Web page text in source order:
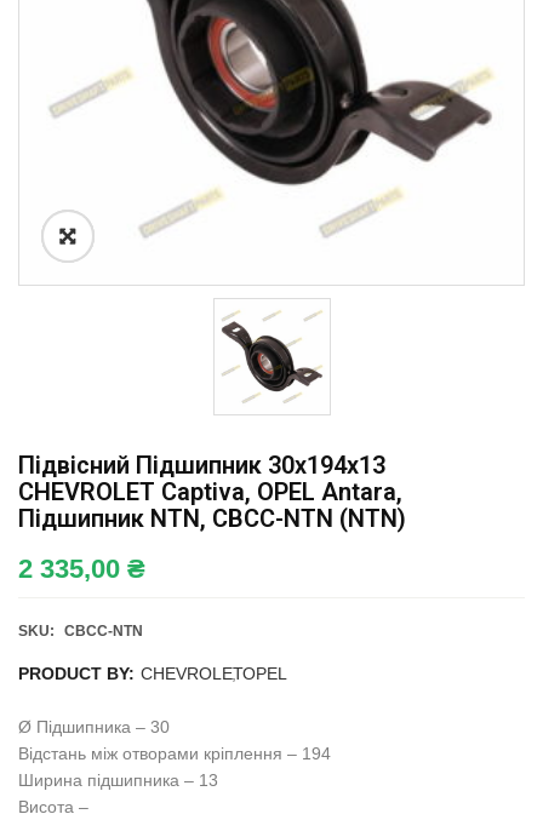
Підвісний Підшипник 30x194x13
CHEVROLET Captiva, OPEL Antara,
Підшипник NTN, CBCC-NTN (NTN)
2 335,00 ₴
SKU: CBCC-NTN
PRODUCT BY: CHEVROLET
, OPEL
Ø Підшипника – 30
Відстань між отворами кріплення – 194
Ширина підшипника – 13
Висота –